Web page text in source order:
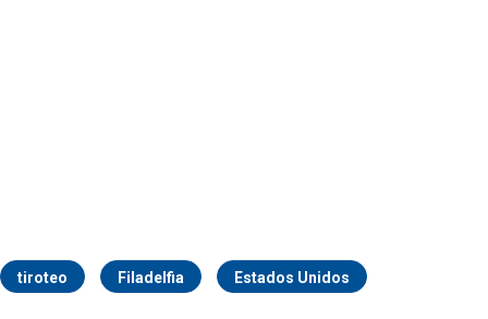
tiroteo Filadelfia Estados Unidos